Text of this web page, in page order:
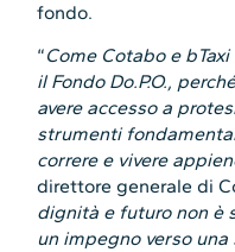
fondo.
“Come Cotabo e
il Fondo Do.P.O.,
avere accesso a
strumenti
correre e vivere
direttore generale di
dignità e futuro non è
un impegno verso